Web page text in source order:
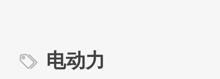
电动力